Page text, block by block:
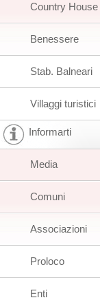
Country House
Benessere
Stab. Balneari
Villaggi turistici
Informarti
Media
Comuni
Associazioni
Proloco
Enti